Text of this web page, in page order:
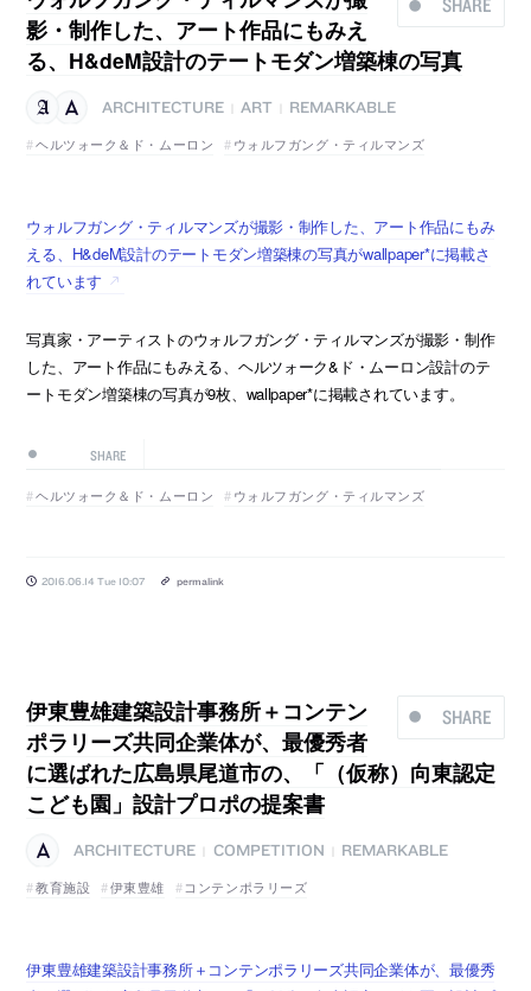
SHARE
影・制作した、アート作品にもみえ
る、H&deM設計のテートモダン増築棟の写真
ARCHITECTURE ART
REMARKABLE
ヘルツォーク＆ド・ムーロン
ウォルフガング・ティルマンズ
ウォルフガング・ティルマンズが撮影・制作した、アート作品にもみ
える、H&deM設計のテートモダン増築棟の写真がwallpaper*に掲載さ
れています
写真家・アーティストのウォルフガング・ティルマンズが撮影・制作
した、アート作品にもみえる、ヘルツォーク&ド・ムーロン設計のテ
ートモダン増築棟の写真が9枚、wallpaper*に掲載されています。
SHARE
ヘルツォーク＆ド・ムーロン ウォルフガング・ティルマンズ
2016.06.14 Tue 10:07 permalink
SHARE
伊東豊雄建築設計事務所＋コンテン
ポラリーズ共同企業体が、最優秀者
に選ばれた広島県尾道市の、「（仮称）向東認定
こども園」設計プロポの提案書
ARCHITECTURE COMPETITION
REMARKABLE
教育施設
伊東豊雄 コンテンポラリーズ
伊東豊雄建築設計事務所＋コンテンポラリーズ共同企業体が、最優秀